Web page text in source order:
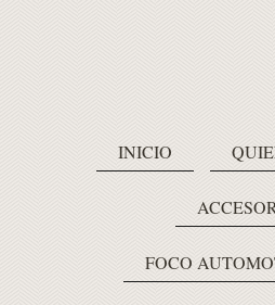
INICIO
FOCO